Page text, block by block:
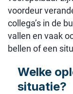
voordeur
collega’s in de
vallen en vaak
bellen of een
Welke
situatie?